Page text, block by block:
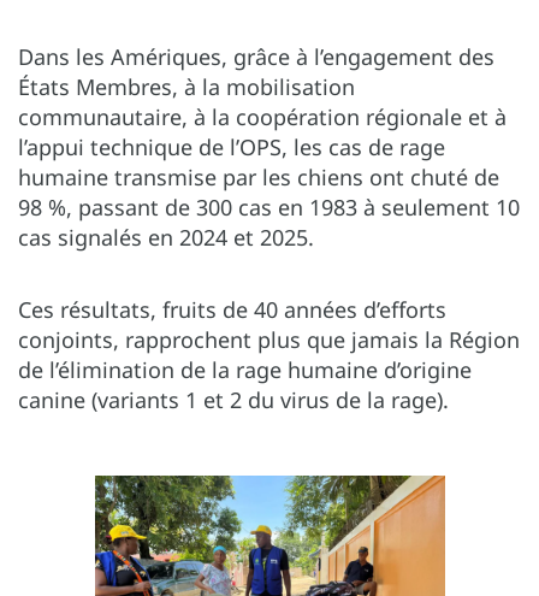
Dans les Amériques, grâce à l’engagement des
États Membres, à la mobilisation
communautaire, à la coopération régionale et à
l’appui technique de l’OPS, les cas de rage
humaine transmise par les chiens ont chuté de
98 %, passant de 300 cas en 1983 à seulement 10
cas signalés en 2024 et 2025.
Ces résultats, fruits de 40 années d’efforts
conjoints, rapprochent plus que jamais la Région
de l’élimination de la rage humaine d’origine
canine (variants 1 et 2 du virus de la rage).